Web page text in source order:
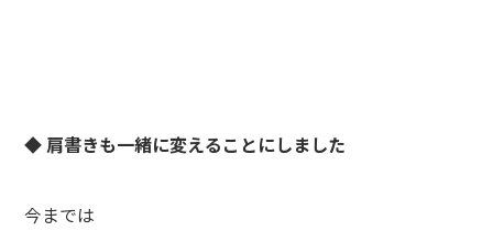
◆ 肩書きも一緒に変えることにしました
今までは